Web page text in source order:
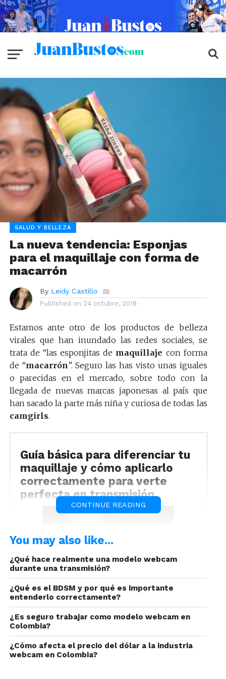
SALUD Y BELLEZA
La nueva tendencia: Esponjas
para el maquillaje con forma de
macarrón
By Leidy Castillo
Published on 24 octubre, 2019
Estamos ante otro de los productos de belleza
virales que han inundado las redes sociales, se
trata de “las esponjitas de maquillaje con forma
de “macarrón”. Seguro las has visto unas iguales
o parecidas en el mercado, sobre todo con la
llegada de nuevas marcas japonesas al país que
han sacado la parte más niña y curiosa de todas las
camgirls.
Guía básica para diferenciar tu
maquillaje y cómo aplicarlo
correctamente para verte
perfecta en transmisión
En cada transmisión de modelaje webcam tu
maquillaje debe estar aplicado con una técnica
perfecta.
CONTINUE READING
You may also like...
¿Qué hace realmente una modelo webcam
durante una transmisión?
¿Qué es el BDSM y por qué es importante
entenderlo correctamente?
¿Es seguro trabajar como modelo webcam en
Colombia?
¿Cómo afecta el precio del dólar a la industria
webcam en Colombia?